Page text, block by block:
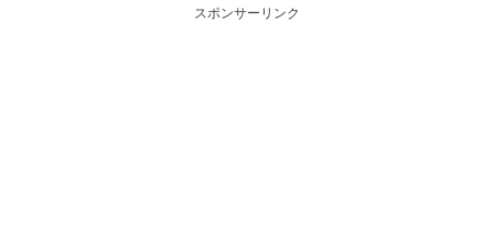
スポンサーリンク